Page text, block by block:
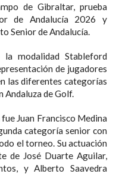
de Gibraltar, prueba
de Andalucía 2026 y
Senior de Andalucía.
modalidad Stableford
de jugadores
las diferentes categorías
Andaluza de Golf.
Juan Francisco Medina
categoría senior con
el torneo. Su actuación
de José Duarte Aguilar,
y Alberto Saavedra